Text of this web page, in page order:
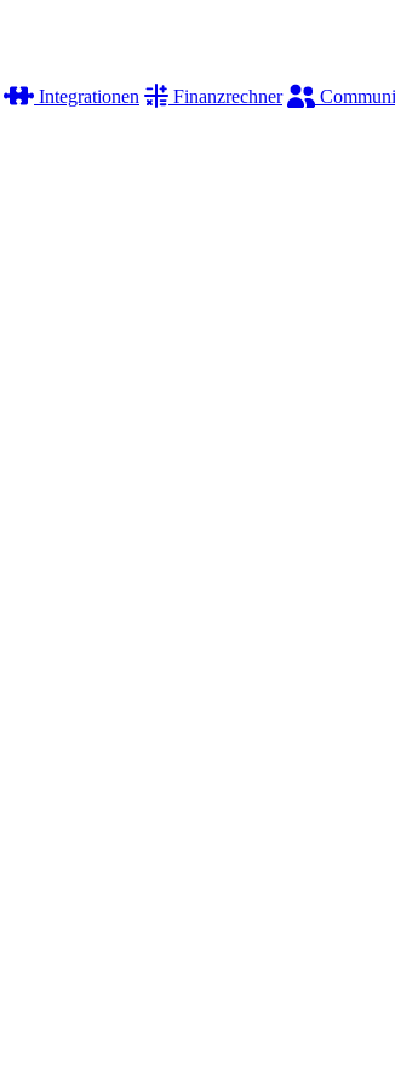
Integrationen Finanzrechner